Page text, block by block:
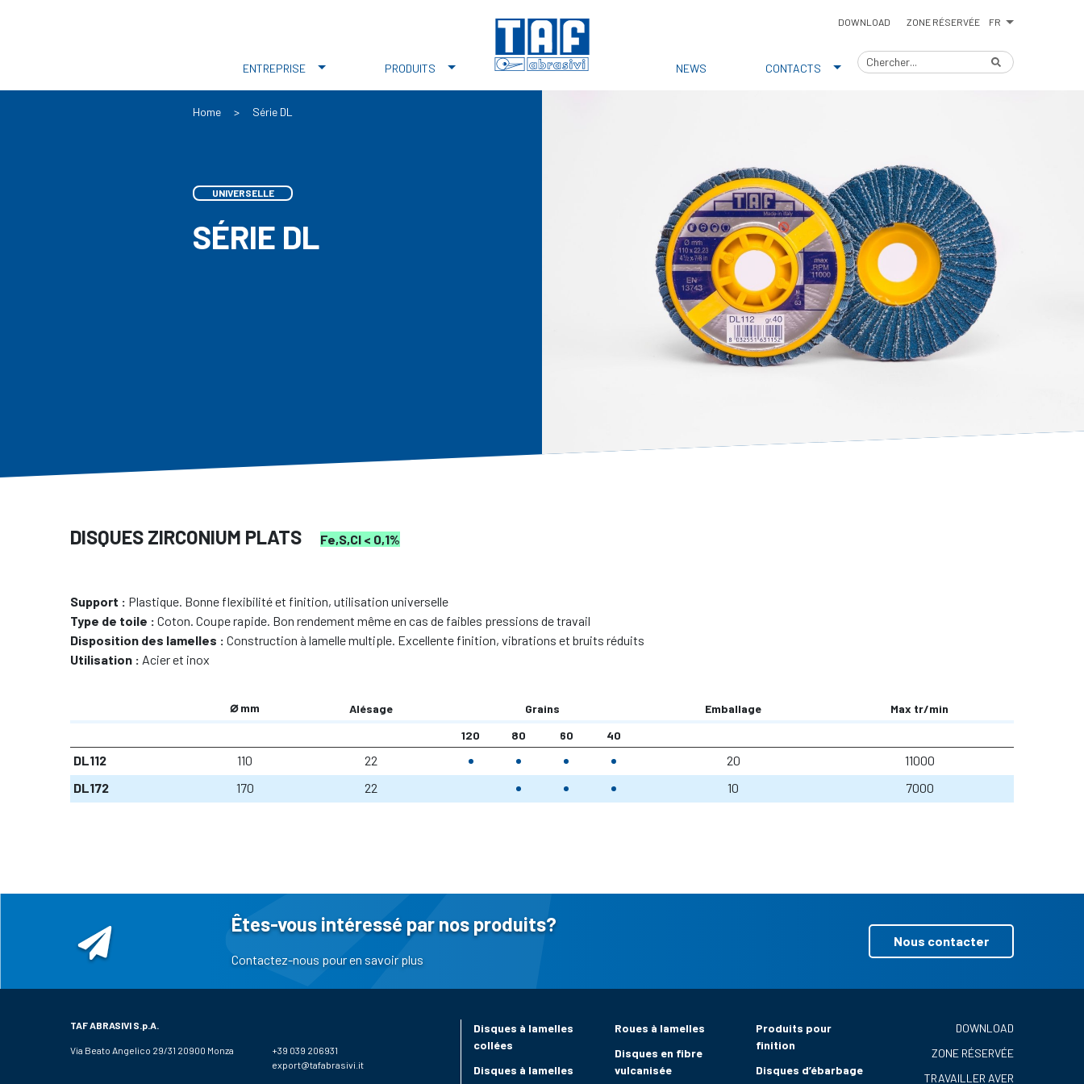
DOWNLOAD ZONE RÉSERVÉE FR
ENTREPRISE PRODUITS NEWS CONTACTS
Home > Série DL
UNIVERSELLE
SÉRIE DL
DISQUES ZIRCONIUM PLATS Fe,S,Cl < 0,1%
Support : Plastique. Bonne flexibilité et finition, utilisation universelle
Type de toile : Coton. Coupe rapide. Bon rendement même en cas de faibles pressions de travail
Disposition des lamelles : Construction à lamelle multiple. Excellente finition, vibrations et bruits réduits
Utilisation : Acier et inox
⌀mm Alésage Grains Emballage
Max tr/min
120
80 60 40
DL112 110 22 20
11000
DL172
170 22 10 7000
Êtes-vous intéressé par nos produits?
Contactez-nous pour en savoir plus
Nous contacter
TAF ABRASIVI S.p.A.
Via Beato Angelico 29/31 20900 Monza
+39 039 206931
export@tafabrasivi.it
Disques à lamelles
collées
Disques à lamelles
Roues à lamelles
Disques en fibre
vulcanisée
Produits pour
finition
Disques d’ébarbage
DOWNLOAD
ZONE RÉSERVÉE
TRAVAILLER AVER